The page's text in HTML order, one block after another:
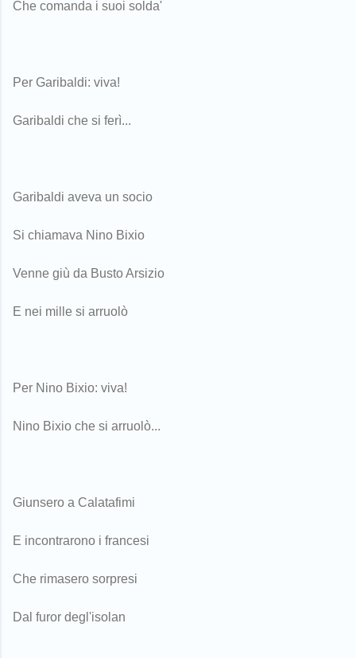
Che comanda i suoi solda'
Per Garibaldi: viva!
Garibaldi che si ferì...
Garibaldi aveva un socio
Si chiamava Nino Bixio
Venne giù da Busto Arsizio
E nei mille si arruolò
Per Nino Bixio: viva!
Nino Bixio che si arruolò...
Giunsero a Calatafimi
E incontrarono i francesi
Che rimasero sorpresi
Dal furor degl'isolan